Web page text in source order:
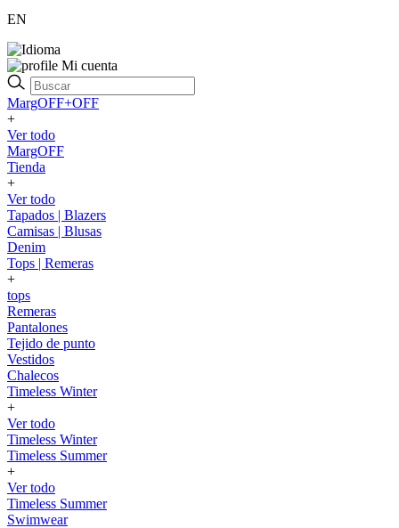
EN
Mi cuenta
MargOFF+OFF
+
Ver todo
MargOFF
Tienda
+
Ver todo
Tapados | Blazers
Camisas | Blusas
Denim
Tops | Remeras
+
tops
Remeras
Pantalones
Tejido de punto
Vestidos
Chalecos
Timeless Winter
+
Ver todo
Timeless Winter
Timeless Summer
+
Ver todo
Timeless Summer
Swimwear